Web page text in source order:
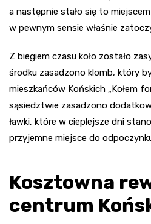
a następnie stało się to
w pewnym sensie właśnie
Z biegiem czasu koło zostało
środku zasadzono klomb, który
mieszkańców Końskich „Kołem
sąsiedztwie zasadzono
ławki, które w cieplejsze dni
przyjemne miejsce do
Kosztowna
centrum